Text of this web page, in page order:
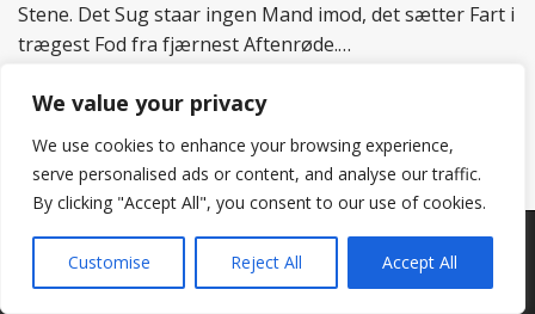
We value your privacy
We use cookies to enhance your browsing experience,
serve personalised ads or content, and analyse our traffic.
By clicking "Accept All", you consent to our use of cookies.
Customise Reject All Accept All
Stene. Det Sug staar ingen Mand imod, det sætter Fart i
trægest Fod fra fjærnest Aftenrøde.…
Read more
Copyright © 2026Hertig . All Rights Reserved.
The Matheson Theme by bavotasan.com.